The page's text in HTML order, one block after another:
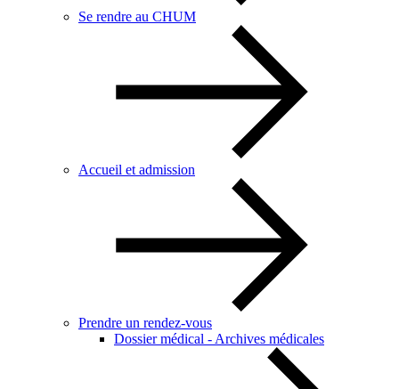
Se rendre au CHUM
Accueil et admission
Prendre un rendez-vous
Dossier médical - Archives médicales